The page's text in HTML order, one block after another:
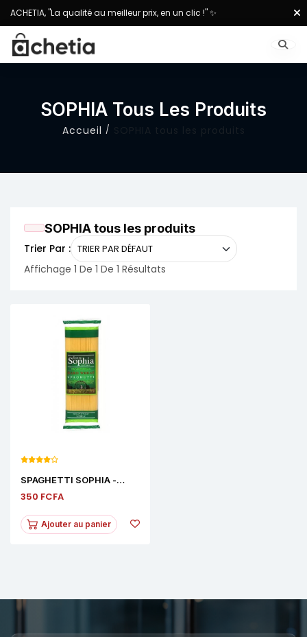
ACHETIA, "La qualité au meilleur prix, en un clic !" ✨
SOPHIA Tous Les Produits
Accueil SOPHIA tous les produits
SOPHIA tous les produits
Trier Par :
Affichage 1 De 1 De 1 Résultats
SPAGHETTI SOPHIA -
350 FCFA
Ajouter au panier